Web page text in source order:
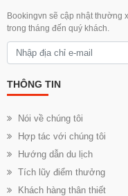
Bookingvn sẽ cập nhật thường
trong tháng đến quý khách.
THÔNG TIN
Nói về chúng tôi
Hợp tác với chúng tôi
Hướng dẫn du lịch
Tích lũy điểm thưởng
Khách hàng thân thiết